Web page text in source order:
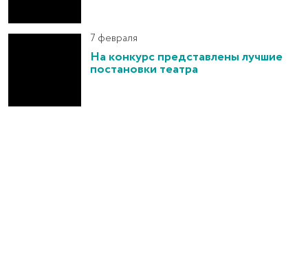
7 февраля
На конкурс представлены лучшие
постановки театра